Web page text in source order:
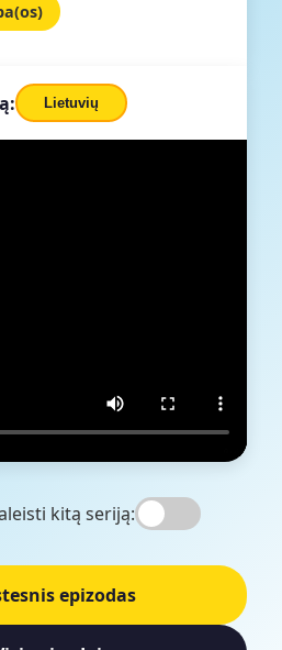
Lietuvių
kitą seriją:
epizodas